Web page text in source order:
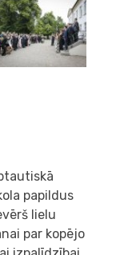
papildus
lielu
par kopējo